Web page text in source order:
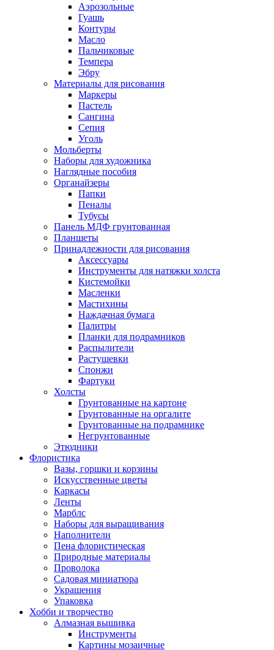
Аэрозольные
Гуашь
Контуры
Масло
Пальчиковые
Темпера
Эбру
Материалы для рисования
Маркеры
Пастель
Сангина
Сепия
Уголь
Мольберты
Наборы для художника
Наглядные пособия
Органайзеры
Папки
Пеналы
Тубусы
Панель МДФ грунтованная
Планшеты
Принадлежности для рисования
Аксессуары
Инструменты для натяжки холста
Кистемойки
Масленки
Мастихины
Наждачная бумага
Палитры
Планки для подрамников
Распылители
Растушевки
Спонжи
Фартуки
Холсты
Грунтованные на картоне
Грунтованные на оргалите
Грунтованные на подрамнике
Негрунтованные
Этюдники
Флористика
Вазы, горшки и корзины
Искусственные цветы
Каркасы
Ленты
Марблс
Наборы для выращивания
Наполнители
Пена флористическая
Природные материалы
Проволока
Садовая миниатюра
Украшения
Упаковка
Хобби и творчество
Алмазная вышивка
Инструменты
Картины мозаичные